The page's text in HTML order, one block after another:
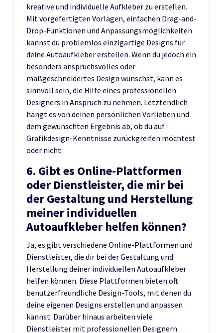
kreative und individuelle Aufkleber zu erstellen.
Mit vorgefertigten Vorlagen, einfachen Drag-and-
Drop-Funktionen und Anpassungsmöglichkeiten
kannst du problemlos einzigartige Designs für
deine Autoaufkleber erstellen. Wenn du jedoch ein
besonders anspruchsvolles oder
maßgeschneidertes Design wünschst, kann es
sinnvoll sein, die Hilfe eines professionellen
Designers in Anspruch zu nehmen. Letztendlich
hängt es von deinen persönlichen Vorlieben und
dem gewünschten Ergebnis ab, ob du auf
Grafikdesign-Kenntnisse zurückgreifen möchtest
oder nicht.
6. Gibt es Online-Plattformen
oder Dienstleister, die mir bei
der Gestaltung und Herstellung
meiner individuellen
Autoaufkleber helfen können?
Ja, es gibt verschiedene Online-Plattformen und
Dienstleister, die dir bei der Gestaltung und
Herstellung deiner individuellen Autoaufkleber
helfen können. Diese Plattformen bieten oft
benutzerfreundliche Design-Tools, mit denen du
deine eigenen Designs erstellen und anpassen
kannst. Darüber hinaus arbeiten viele
Dienstleister mit professionellen Designern